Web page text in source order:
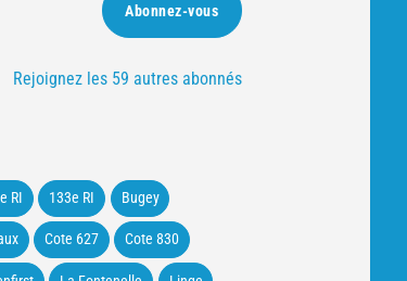
Abonnez-vous
Rejoignez les 59 autres abonnés
RI 133e RI Bugey
Cote 627 Cote 830